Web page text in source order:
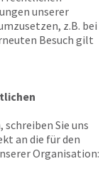
unserer
z.B. bei
Besuch gilt
schreiben Sie uns
an die für den
Organisation: